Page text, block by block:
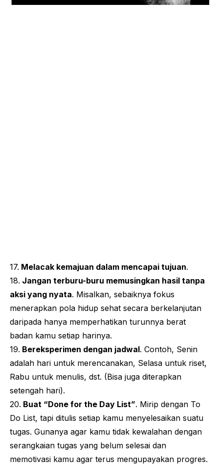
17. Melacak kemajuan dalam mencapai tujuan.
18. Jangan terburu-buru memusingkan hasil tanpa
aksi yang nyata. Misalkan, sebaiknya fokus
menerapkan pola hidup sehat secara berkelanjutan
daripada hanya memperhatikan turunnya berat
badan kamu setiap harinya.
19. Bereksperimen dengan jadwal. Contoh, Senin
adalah hari untuk merencanakan, Selasa untuk riset,
Rabu untuk menulis, dst. (Bisa juga diterapkan
setengah hari).
20. Buat “Done for the Day List”. Mirip dengan To
Do List, tapi ditulis setiap kamu menyelesaikan suatu
tugas. Gunanya agar kamu tidak kewalahan dengan
serangkaian tugas yang belum selesai dan
memotivasi kamu agar terus mengupayakan progres.